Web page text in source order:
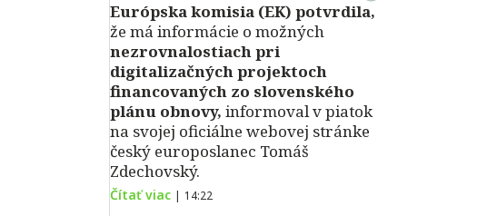
Európska komisia (EK) potvrdila,
že má informácie o možných
nezrovnalostiach pri
digitalizačných projektoch
financovaných zo slovenského
plánu obnovy, informoval v piatok
na svojej oficiálne webovej stránke
český europoslanec Tomáš
Zdechovský.
Čítať viac | 14:22